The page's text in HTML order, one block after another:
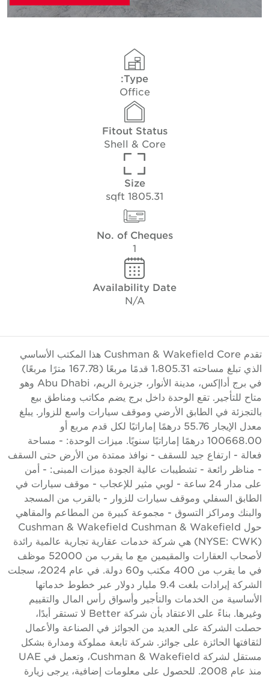
Type:
Office
Fitout Status
Shell & Core
Size
1805.31 sqft
No. of Cheques
Availability Date
N/A
تقدم Cushman & Wakefield Core هذا المكتب الأساسي
الذي تبلغ مساحته 1،805.31 قدمًا مربعًا (167.78 مترًا مربعًا)
في برج أداإكس، مدينة الأنوار، جزيرة الريم، Abu Dhabi وهو
متاح للتأجير. تقع الوحدة داخل برج يضم مكاتب ومناطق بيع
بالتجزئة في الطابق الأرضي وموقف سيارات واسع للزوار. يبلغ
معدل الإيجار 55.76 درهمًا إماراتيًا لكل قدم مربع أو
100668.00 درهمًا إماراتيًا سنويًا. ميزات الوحدة: - مساحة
فعالة - ارتفاع جيد للسقف - نوافذ ممتدة من الأرض حتى السقف
- مناظر رائعة - تشطيبات عالية الجودة ميزات المبنى: - أمن
على مدار 24 ساعة - لوبي مثير للإعجاب - موقف سيارات في
الطابق السفلي وموقف سيارات للزوار - بالقرب من المسجد
والبنك ومراكز التسوق - مجموعة كبيرة من المطاعم والمقاهي
حول Cushman & Wakefield Cushman & Wakefield
(NYSE: CWK) هي شركة خدمات عقارية تجارية عالمية رائدة
لأصحاب العقارات والمقيمين مع ما يقرب من 52000 موظف
في ما يقرب من 400 مكتب و60 دولة. في عام 2024، سجلت
الشركة إيرادات بلغت 9.4 مليار دولار عبر خطوط خدماتها
الأساسية من الخدمات والتأجير وأسواق رأس المال والتقييم
وغيرها. بناءً على الاعتقاد بأن شركة Better لا تستقر أبدًا،
حصلت الشركة على العديد من الجوائز في الصناعة والأعمال
لثقافتها الحائزة على جوائز. شركة تابعة مملوكة ومدارة بشكل
مستقل لشركة Cushman & Wakefield، وتعمل في UAE
منذ عام 2008. للحصول على معلومات إضافية، يرجى زيارة